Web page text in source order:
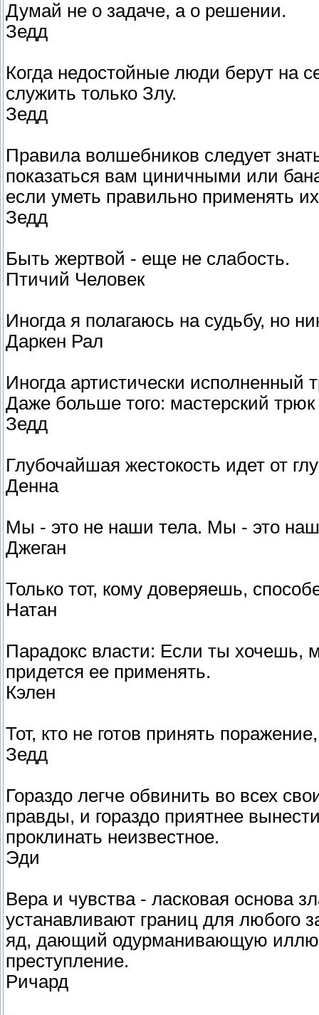
Думай не о задаче, а о решении.
Зедд
Когда недостойные люди берут на
служить только Злу.
Зедд
Правила волшебников следует
показаться вам циничными или
если уметь правильно применять
Зедд
Быть жертвой - еще не слабость.
Птичий Человек
Иногда я полагаюсь на судьбу, но
Даркен Рал
Иногда артистически
Даже больше того: мастерский
Зедд
Глубочайшая жестокость идет от
Денна
Мы - это не наши тела. Мы - это
Джеган
Только тот, кому доверяешь,
Натан
Парадокс власти: Если ты хочешь,
придется ее применять.
Кэлен
Тот, кто не готов принять
Зедд
Гораздо легче обвинить во всех
правды, и гораздо приятнее
проклинать неизвестное.
Эди
Вера и чувства - ласковая основа
устанавливают границ для любого
яд, дающий одурманивающую
преступление.
Ричард